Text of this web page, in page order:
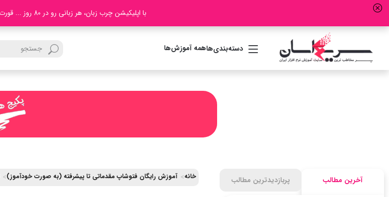
با اپلیکیشن چرب زبان، هر زبانی رو در 80 روز ... قورت بده (دانلود)
دسته‌بندی‌هاهمه آموزش‌ها
آخرین مطالب پربازدیدترین مطالب خانه آموزش رایگان فتوشاپ مقدماتی تا پیشرفته (به صورت خودآموز)